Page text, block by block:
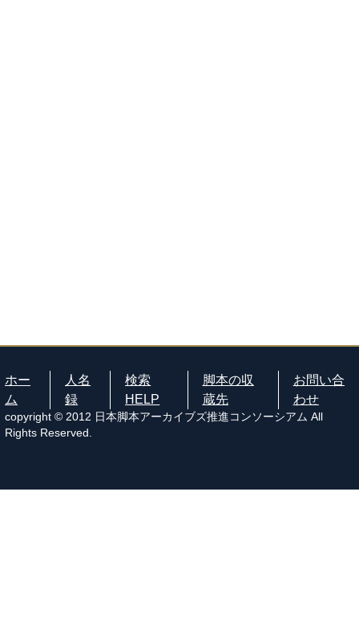
ホー
ム
人名
録
検索
HELP
脚本の収
蔵先
お問い合
わせ
copyright © 2012 日本脚本アーカイブズ推進コンソーシアム All
Rights Reserved.